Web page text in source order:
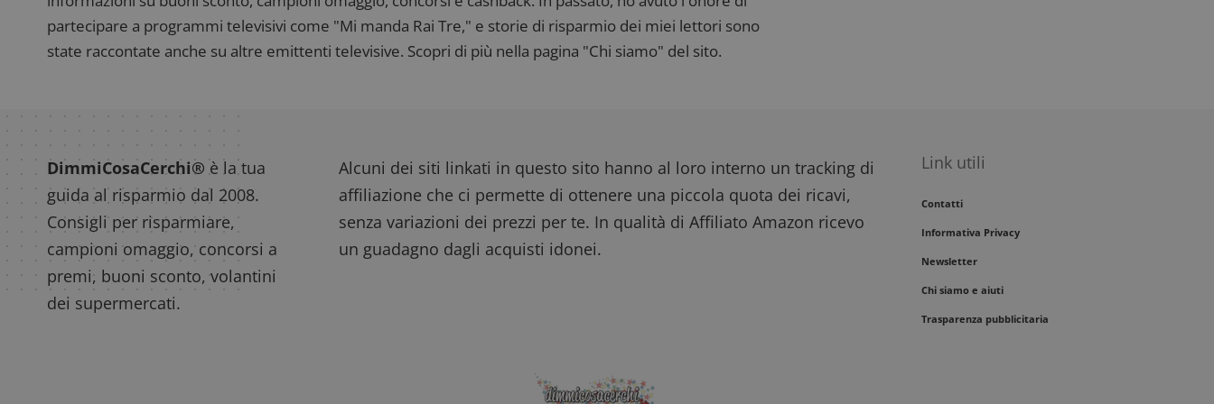
partecipare a programmi televisivi come "Mi manda Rai Tre," e storie di risparmio dei miei lettori sono
state raccontate anche su altre emittenti televisive. Scopri di più nella pagina "Chi siamo" del sito.
DimmiCosaCerchi® è la tua
guida al risparmio dal 2008.
Consigli per risparmiare,
campioni omaggio, concorsi a
premi, buoni sconto, volantini
dei supermercati.
Alcuni dei siti linkati in questo sito hanno al loro interno un tracking di
affiliazione che ci permette di ottenere una piccola quota dei ricavi,
senza variazioni dei prezzi per te. In qualità di Affiliato Amazon ricevo
un guadagno dagli acquisti idonei.
Link utili
Contatti
Informativa Privacy
Newsletter
Chi siamo e aiuti
Trasparenza pubblicitaria